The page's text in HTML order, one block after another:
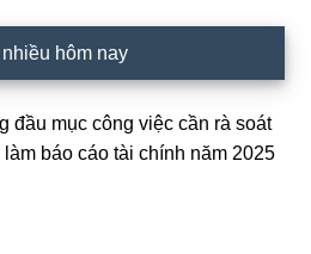
hôm nay
đầu mục công việc cần rà soát
làm báo cáo tài chính năm 2025